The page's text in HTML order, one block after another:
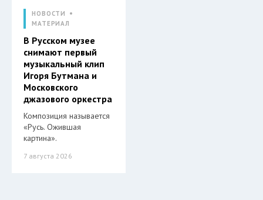
НОВОСТИ
МАТЕРИАЛ
В Русском музее
снимают первый
музыкальный клип
Игоря Бутмана и
Московского
джазового оркестра
Композиция называется
«Русь. Ожившая
картина».
7 августа 2026